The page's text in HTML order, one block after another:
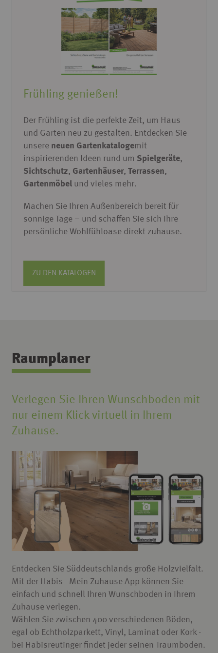
Frühling genießen!
Der Frühling ist die perfekte Zeit, um Haus
und Garten neu zu gestalten. Entdecken Sie
unsere neuen Gartenkatalogemit
inspirierenden Ideen rund um Spielgeräte,
Sichtschutz, Gartenhäuser, Terrassen,
Gartenmöbel und vieles mehr.
Machen Sie Ihren Außenbereich bereit für
sonnige Tage – und schaffen Sie sich Ihre
persönliche Wohlfühloase direkt zuhause.
ZU DEN KATALOGEN
Raumplaner
Verlegen Sie Ihren Wunschboden mit
nur einem Klick virtuell in Ihrem
Zuhause.
Entdecken Sie Süddeutschlands große Holzvielfalt.
Mit der Habis - Mein Zuhause App können Sie
einfach und schnell Ihren Wunschboden in Ihrem
Zuhause verlegen.
Wählen Sie zwischen 400 verschiedenen Böden,
egal ob Echtholzparkett, Vinyl, Laminat oder Kork -
bei Habisreutinger findet jeder seinen Traumboden.